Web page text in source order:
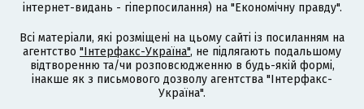
інтернет-видань - гіперпосилання) на "Економічну правду".
Всі матеріали, які розміщені на цьому сайті із посиланням на
агентство "Інтерфакс-Україна", не підлягають подальшому
відтворенню та/чи розповсюдженню в будь-якій формі,
інакше як з письмового дозволу агентства "Інтерфакс-
Україна".